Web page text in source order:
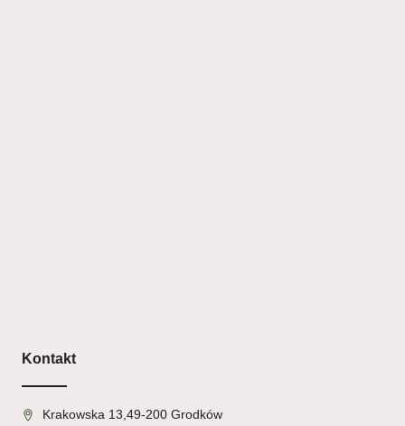
Kontakt
Krakowska 13,49-200 Grodków